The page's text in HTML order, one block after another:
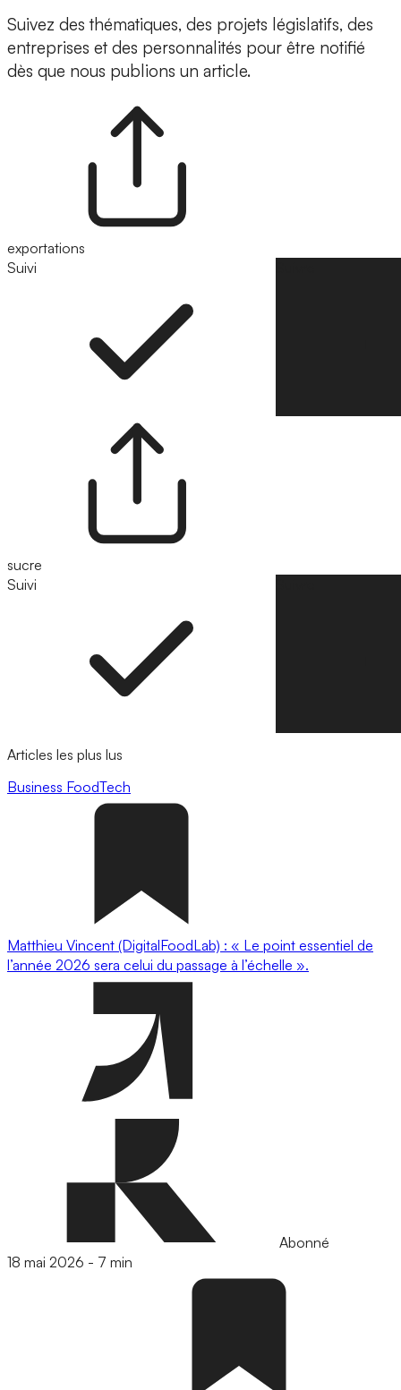
Suivez des thématiques, des projets législatifs, des
entreprises et des personnalités pour être notifié
dès que nous publions un article.
exportations
Suivi
sucre
Suivi
Articles les plus lus
Business FoodTech
Matthieu Vincent (DigitalFoodLab) : « Le point essentiel de
l’année 2026 sera celui du passage à l’échelle ».
Abonné
18 mai 2026 - 7 min